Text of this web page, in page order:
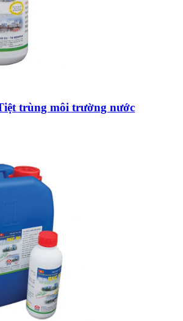
trùng môi trường nước